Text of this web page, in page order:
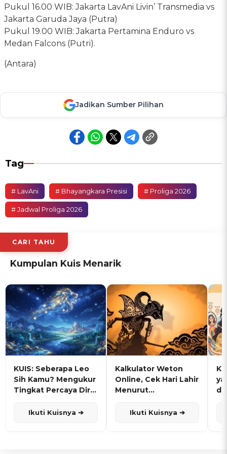
Pukul 16.00 WIB: Jakarta LavAni Livin’ Transmedia vs
Jakarta Garuda Jaya (Putra)
Pukul 19.00 WIB: Jakarta Pertamina Enduro vs
Medan Falcons (Putri).
(Antara)
Jadikan Sumber Pilihan
Tag
# LavAni # Bhayangkara Presisi # Proliga 2026
# Jadwal Proliga 2026
CARI TAHU
Kumpulan Kuis Menarik
KUIS: Seberapa Leo
Sih Kamu? Mengukur
Tingkat Percaya Diri
Ikuti Kuisnya ➔
Kalkulator Weton
Online, Cek Hari Lahir
Menurut
Ikuti Kuisnya ➔